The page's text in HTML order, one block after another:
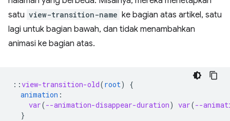
satu view-transition-name ke bagian atas artikel, satu
lagi untuk bagian bawah, dan tidak menambahkan
animasi ke bagian atas.
::view-transition-old(root)
{
animation :
var(--animation-disappear-duration) var(--
}